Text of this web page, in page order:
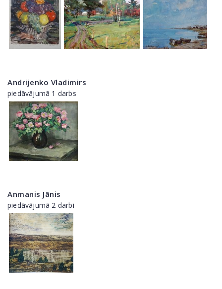
Andrijenko Vladimirs
piedāvājumā 1 darbs
Anmanis Jānis
piedāvājumā 2 darbi